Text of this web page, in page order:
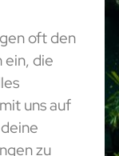
oft den
ein, die
uns auf
zu